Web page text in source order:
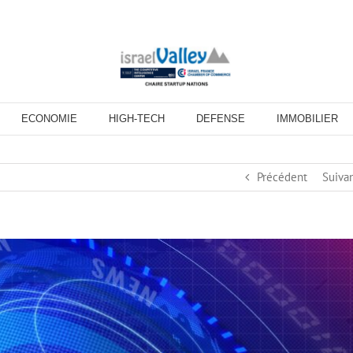
ECONOMIE HIGH-TECH DEFENSE IMMOBILIER
Précédent